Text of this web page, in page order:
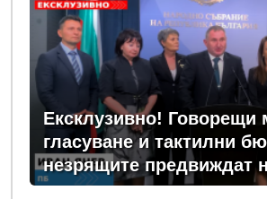
Ексклузивно! Говорещи
гласуване и тактилни
незрящите предвиждат
изборни правила!